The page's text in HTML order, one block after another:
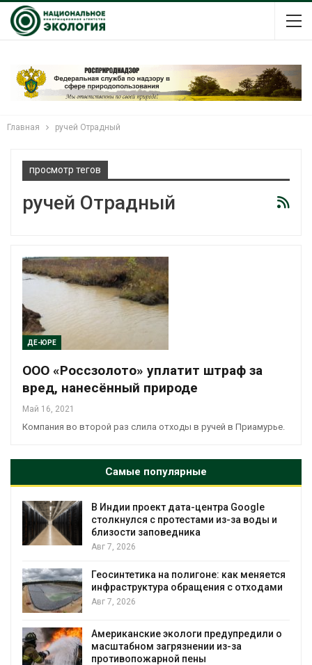
Главная ручей Отрадный
просмотр тегов
ручей Отрадный
ДЕ-ЮРЕ
ООО «Россзолото» уплатит штраф за
вред, нанесённый природе
Май 16, 2021
Компания во второй раз слила отходы в ручей в Приамурье.
Самые популярные
В Индии проект дата-центра Google
столкнулся с протестами из-за воды и
близости заповедника
Авг 7, 2026
Геосинтетика на полигоне: как меняется
инфраструктура обращения с отходами
Авг 7, 2026
Американские экологи предупредили о
масштабном загрязнении из-за
противопожарной пены